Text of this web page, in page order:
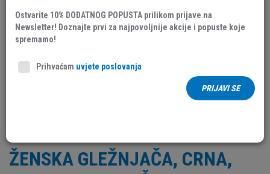
ŽENSKA GLEŽNJAČA, CRNA,
Ostvarite 10% DODATNOG POPUSTA prilikom prijave na
Newsletter! Doznajte prvi za najpovoljnije akcije i popuste koje
spremamo!
Prihvaćam uvjete poslovanja
PRIJAVI SE